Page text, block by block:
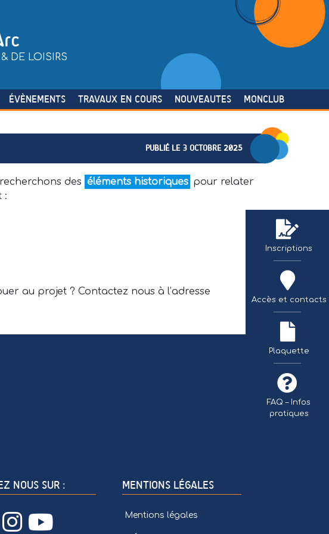
DE LOISIRS
ÉVÈNEMENTS TRAVAUX EN COURS NOUVEAUTES MONCLUB
PUBLIÉ LE 3 OCTOBRE 2025
des éléments historiques pour relater
:
au projet ? Contactez nous à l’adresse
Inscriptions
Accès et contacts
Plaquette
FAQ – Infos
pratiques
NOUS SUR : MENTIONS LÉGALES
Mentions légales